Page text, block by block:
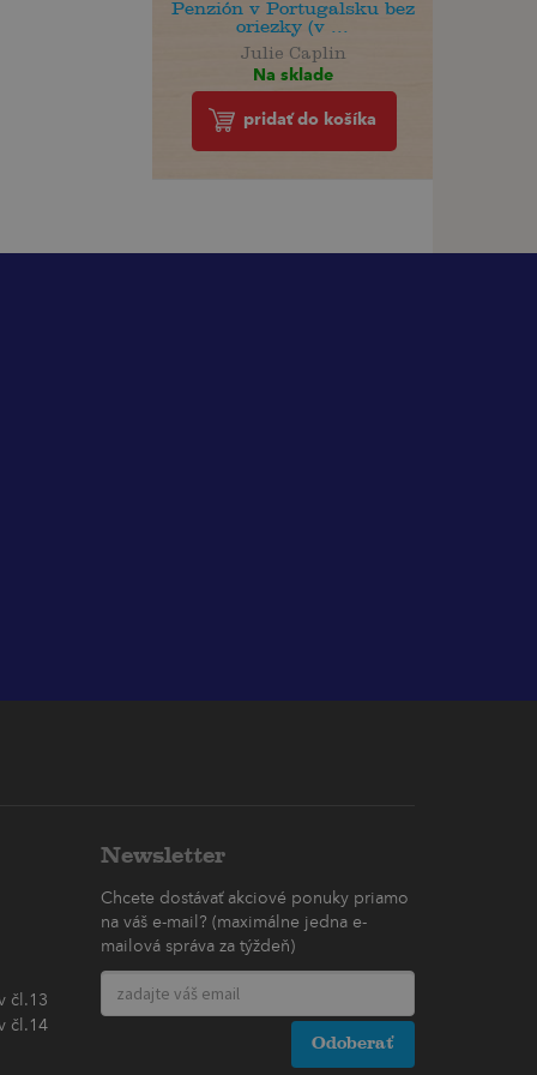
Penzión v Portugalsku bez
oriezky (v ...
Julie Caplin
Na sklade
pridať do košíka
čl.13
čl.14
Newsletter
Chcete dostávať akciové ponuky priamo
na váš e-mail? (maximálne jedna e-
mailová správa za týždeň)
Odoberať